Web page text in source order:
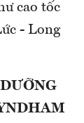
cao tốc
- Long